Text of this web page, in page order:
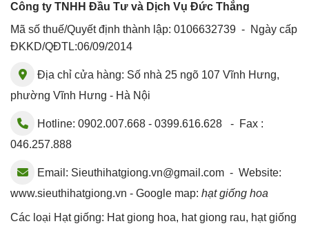
Công ty TNHH Đầu Tư và Dịch Vụ Đức Thắng
Mã số thuế/Quyết định thành lập: 0106632739 - Ngày cấp
ĐKKD/QĐTL:06/09/2014
Địa chỉ cửa hàng: Số nhà 25 ngõ 107 Vĩnh Hưng,
phường Vĩnh Hưng - Hà Nội
Hotline: 0902.007.668 - 0399.616.628 - Fax :
046.257.888
Email: Sieuthihatgiong.vn@gmail.com - Website:
www.sieuthihatgiong.vn - Google map: hạt giống hoa
Các loại Hạt giống: Hat giong hoa, hat giong rau, hạt giống